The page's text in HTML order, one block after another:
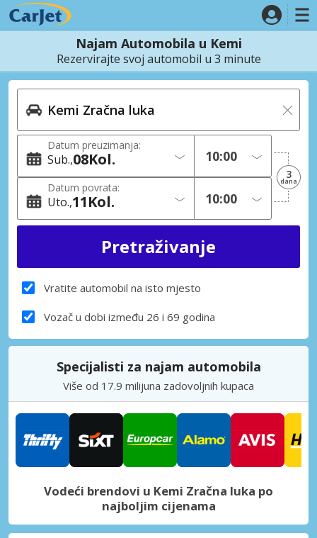
Najam Automobila u Kemi
Rezervirajte svoj automobil u 3 minute
Datum preuzimanja:
Sub. 08Kol.
Datum povrata:
Uto. 11Kol.
3
dana
Vratite automobil na isto mjesto
Vozač u dobi između 26 i 69 godina
Specijalisti za najam automobila
Više od 17.9 milijuna zadovoljnih kupaca
Vodeći brendovi u Kemi Zračna luka po
najboljim cijenama